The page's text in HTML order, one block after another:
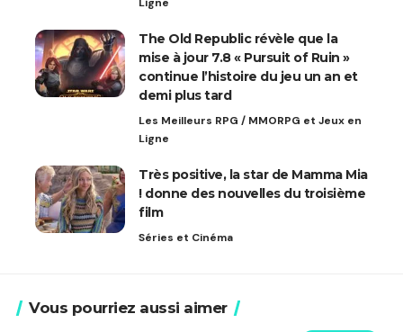
The Old Republic révèle que la
mise à jour 7.8 « Pursuit of Ruin »
continue l’histoire du jeu un an et
demi plus tard
Les Meilleurs RPG / MMORPG et Jeux en
Ligne
Très positive, la star de Mamma Mia
! donne des nouvelles du troisième
film
Séries et Cinéma
Vous pourriez aussi aimer